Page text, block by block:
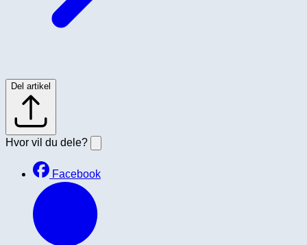
Del artikel
Hvor vil du dele?
Facebook